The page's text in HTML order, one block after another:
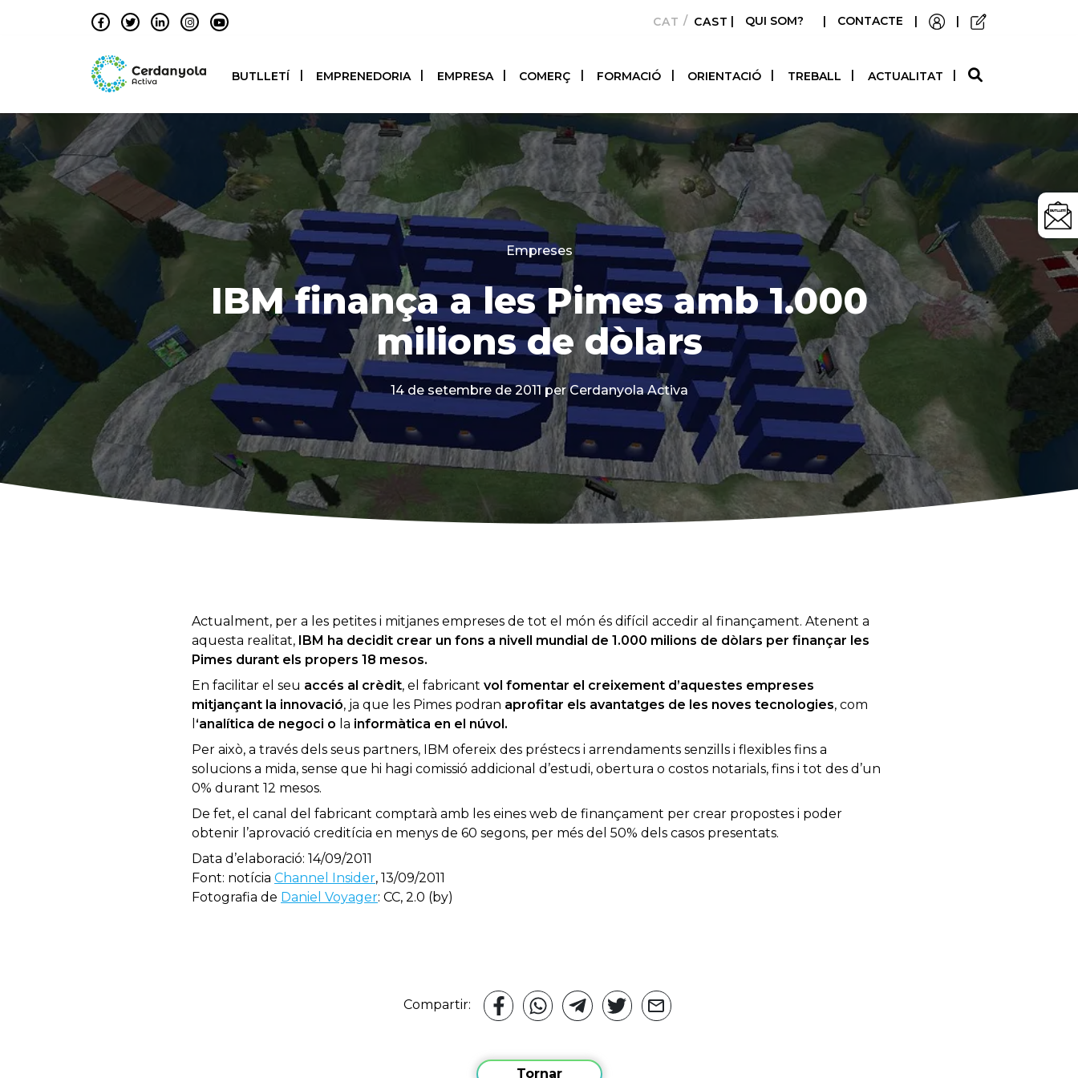
CATALÀCASTELLANO
| QUI SOM? | CONTACTE | |
BUTLLETÍ EMPRENEDORIA EMPRESA COMERÇ FORMACIÓ ORIENTACIÓ TREBALL ACTUALITAT
Categories
Empreses
IBM finança a les Pimes amb 1.000
milions de dòlars
14 de setembre de 2011 per Cerdanyola Activa
Actualment, per a les petites i mitjanes empreses de tot el món és difícil accedir al finançament. Atenent a
aquesta realitat, IBM ha decidit crear un fons a nivell mundial de 1.000 milions de dòlars per finançar les
Pimes durant els propers 18 mesos.
En facilitar el seu accés al crèdit, el fabricant vol fomentar el creixement d’aquestes empreses
mitjançant la innovació, ja que les Pimes podran aprofitar els avantatges de les noves tecnologies, com
‘analítica de negoci o la informàtica en el núvol.
Per això, a través dels seus partners, IBM ofereix des préstecs i arrendaments senzills i flexibles fins a
solucions a mida, sense que hi hagi comissió addicional d’estudi, obertura o costos notarials, fins i tot des d’un
0% durant 12 mesos.
De fet, el canal del fabricant comptarà amb les eines web de finançament per crear propostes i poder
obtenir l’aprovació creditícia en menys de 60 segons, per més del 50% dels casos presentats.
Data d’elaboració: 14/09/2011
Font: notícia Channel Insider, 13/09/2011
Fotografia de Daniel Voyager: CC, 2.0 (by)
Compartir:
Tornar